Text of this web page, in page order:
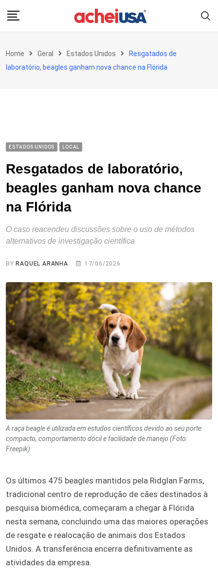
Home Geral Estados Unidos
Resgatados de
laboratório, beagles ganham nova chance na Flórida
ESTADOS UNIDOS LOCAL
Resgatados de laboratório,
beagles ganham nova chance
na Flórida
O caso reacendeu discussões sobre o uso de métodos
alternativos de investigação científica
BYRAQUEL ARANHA 17/06/2026
A raça beagle é utilizada em estudos científicos devido ao seu porte
compacto, comportamento dócil e facilidade de manejo (Foto:
Freepik)
Os últimos 475 beagles mantidos pela Ridglan Farms,
tradicional centro de reprodução de cães destinados à
pesquisa biomédica, começaram a chegar à Flórida
nesta semana, concluindo uma das maiores operações
de resgate e realocação de animais dos Estados
Unidos. A transferência encerra definitivamente as
atividades da empresa.